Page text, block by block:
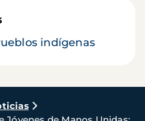
indígenas